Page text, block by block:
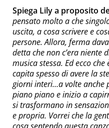
Spiega Lily a proposito
pensato molto a che
uscita, a cosa scrivere e
persone. Allora, ferma
detta che non c’era niente
musica stessa. Ed ecco che
capita spesso di avere la
giorni interi…a volte anche
piano piano e inizio a
si trasformano in
e propria. Vorrei che la